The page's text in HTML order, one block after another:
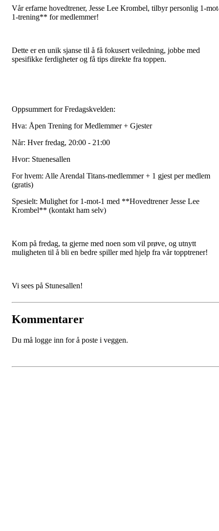
Vår erfarne hovedtrener, Jesse Lee Krombel, tilbyr personlig 1-
1-trening** for medlemmer!
Dette er en unik sjanse til å få fokusert veiledning, jobbe med
spesifikke ferdigheter og få tips direkte fra toppen.
Oppsummert for Fredagskvelden:
Hva: Åpen Trening for Medlemmer + Gjester
Når: Hver fredag, 20:00 - 21:00
Hvor: Stuenesallen
For hvem: Alle Arendal Titans-medlemmer + 1 gjest per medlem
(gratis)
Spesielt: Mulighet for 1-mot-1 med **Hovedtrener Jesse Lee
Krombel** (kontakt ham selv)
Kom på fredag, ta gjerne med noen som vil prøve, og utnytt
muligheten til å bli en bedre spiller med hjelp fra vår topptrener!
Vi sees på Stunesallen!
Kommentarer
Du må logge inn for å poste i veggen.